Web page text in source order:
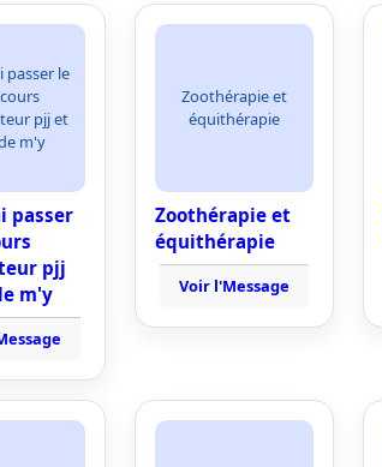
passer le
pjj et
m'y
passer
pjj
m'y
Zoothérapie et
équithérapie
Zoothérapie et
équithérapie
Voir l'Message